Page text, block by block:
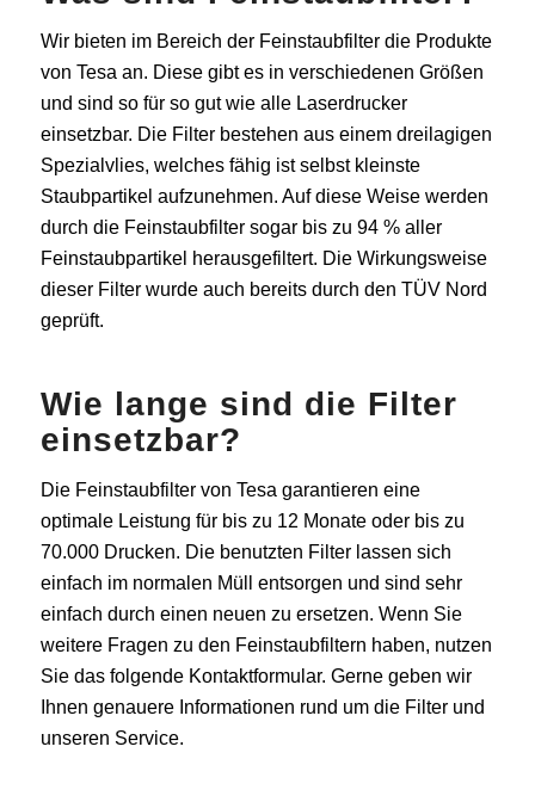
Wir bieten im Bereich der Feinstaubfilter die Produkte
von Tesa an. Diese gibt es in verschiedenen Größen
und sind so für so gut wie alle Laserdrucker
einsetzbar. Die Filter bestehen aus einem dreilagigen
Spezialvlies, welches fähig ist selbst kleinste
Staubpartikel aufzunehmen. Auf diese Weise werden
durch die Feinstaubfilter sogar bis zu 94 % aller
Feinstaubpartikel herausgefiltert. Die Wirkungsweise
dieser Filter wurde auch bereits durch den TÜV Nord
geprüft.
Wie lange sind die Filter
einsetzbar?
Die Feinstaubfilter von Tesa garantieren eine
optimale Leistung für bis zu 12 Monate oder bis zu
70.000 Drucken. Die benutzten Filter lassen sich
einfach im normalen Müll entsorgen und sind sehr
einfach durch einen neuen zu ersetzen. Wenn Sie
weitere Fragen zu den Feinstaubfiltern haben, nutzen
Sie das folgende Kontaktformular. Gerne geben wir
Ihnen genauere Informationen rund um die Filter und
unseren Service.